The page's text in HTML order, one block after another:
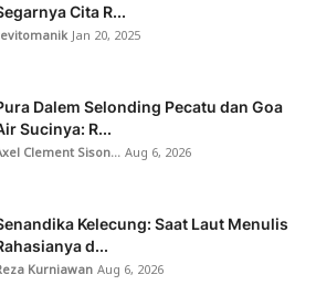
Cita R...
Jan 20, 2025
Dalem Selonding Pecatu dan Goa
Sucinya: R...
Clement Sison...Aug 6, 2026
Kelecung: Saat Laut Menulis
d...
KurniawanAug 6, 2026